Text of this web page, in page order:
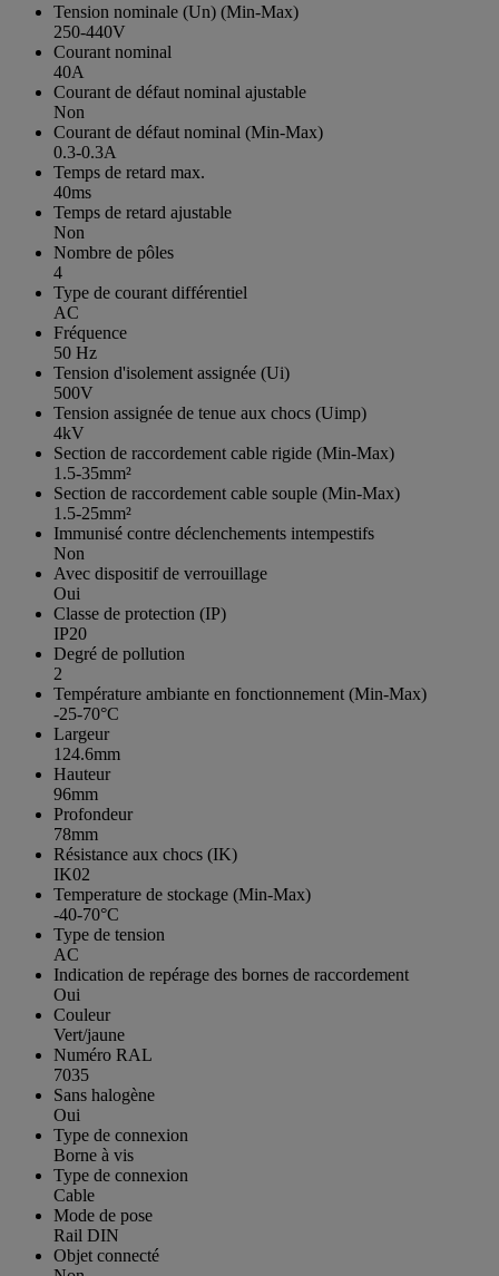
Tension nominale (Un) (Min-Max)
250-440V
Courant nominal
40A
Courant de défaut nominal ajustable
Non
Courant de défaut nominal (Min-Max)
0.3-0.3A
Temps de retard max.
40ms
Temps de retard ajustable
Non
Nombre de pôles
4
Type de courant différentiel
AC
Fréquence
50 Hz
Tension d'isolement assignée (Ui)
500V
Tension assignée de tenue aux chocs (Uimp)
4kV
Section de raccordement cable rigide (Min-Max)
1.5-35mm²
Section de raccordement cable souple (Min-Max)
1.5-25mm²
Immunisé contre déclenchements intempestifs
Non
Avec dispositif de verrouillage
Oui
Classe de protection (IP)
IP20
Degré de pollution
2
Température ambiante en fonctionnement (Min-Max)
-25-70°C
Largeur
124.6mm
Hauteur
96mm
Profondeur
78mm
Résistance aux chocs (IK)
IK02
Temperature de stockage (Min-Max)
-40-70°C
Type de tension
AC
Indication de repérage des bornes de raccordement
Oui
Couleur
Vert/jaune
Numéro RAL
7035
Sans halogène
Oui
Type de connexion
Borne à vis
Type de connexion
Cable
Mode de pose
Rail DIN
Objet connecté